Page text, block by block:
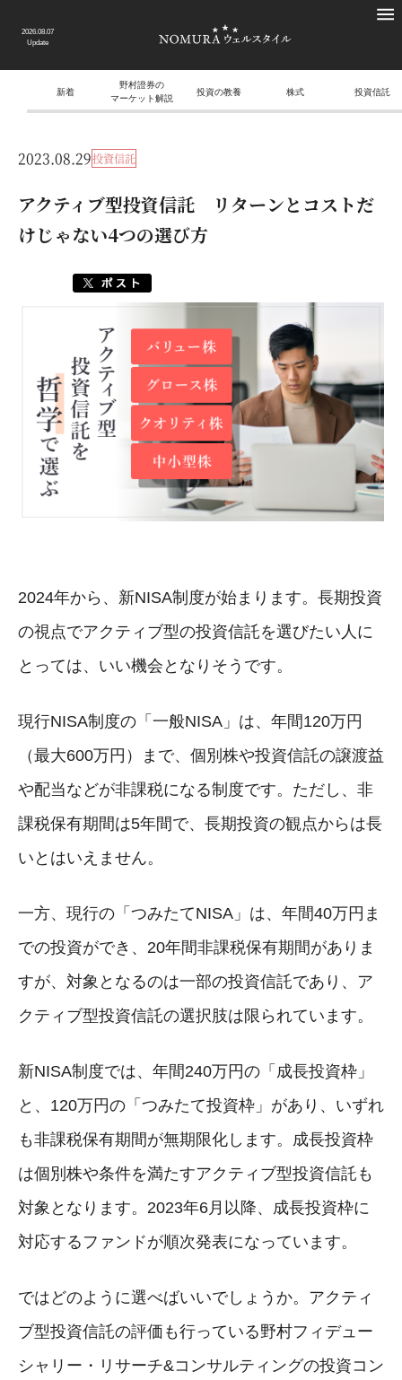
2026.08.07
Update
新着
野村證券の
マーケット解説
投資の教養 株式 投資信託
2023.08.29投資信託
アクティブ型投資信託 リターンとコストだ
けじゃない4つの選び方
2024年から、新NISA制度が始まります。長期投資
の視点でアクティブ型の投資信託を選びたい人に
とっては、いい機会となりそうです。
現行NISA制度の「一般NISA」は、年間120万円
（最大600万円）まで、個別株や投資信託の譲渡益
や配当などが非課税になる制度です。ただし、非
課税保有期間は5年間で、長期投資の観点からは長
いとはいえません。
一方、現行の「つみたてNISA」は、年間40万円ま
での投資ができ、20年間非課税保有期間がありま
すが、対象となるのは一部の投資信託であり、ア
クティブ型投資信託の選択肢は限られています。
新NISA制度では、年間240万円の「成長投資枠」
と、120万円の「つみたて投資枠」があり、いずれ
も非課税保有期間が無期限化します。成長投資枠
は個別株や条件を満たすアクティブ型投資信託も
対象となります。2023年6月以降、成長投資枠に
対応するファンドが順次発表になっています。
ではどのように選べばいいでしょうか。アクティ
ブ型投資信託の評価も行っている野村フィデュー
シャリー・リサーチ&コンサルティングの投資コン